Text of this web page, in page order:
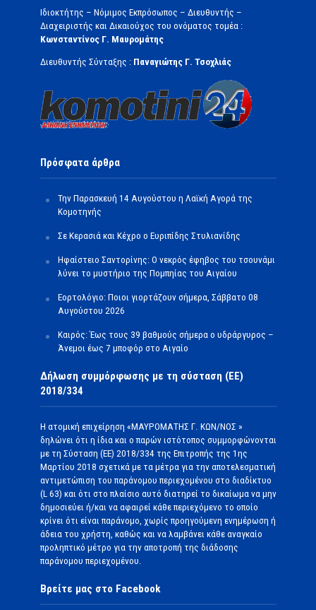
Ιδιοκτήτης – Νόμιμος Εκπρόσωπος – Διευθυντής –
Διαχειριστής και Δικαιούχος του ονόματος τομέα :
Κωνσταντίνος Γ. Μαυρομάτης
Διευθυντής Σύνταξης : Παναγιώτης Γ. Τσοχλιάς
Πρόσφατα άρθρα
Την Παρασκευή 14 Αυγούστου η Λαϊκή Αγορά της
Κομοτηνής
Σε Κερασιά και Κέχρο ο Ευριπίδης Στυλιανίδης
Ηφαίστειο Σαντορίνης: Ο νεκρός έφηβος του τσουνάμι
λύνει το μυστήριο της Πομπηίας του Αιγαίου
Εορτολόγιο: Ποιοι γιορτάζουν σήμερα, Σάββατο 08
Αυγούστου 2026
Καιρός: Έως τους 39 βαθμούς σήμερα ο υδράργυρος –
Άνεμοι έως 7 μποφόρ στο Αιγαίο
Δήλωση συμμόρφωσης με τη σύσταση (ΕΕ)
2018/334
Η ατομική επιχείρηση «ΜΑΥΡΟΜΑΤΗΣ Γ. ΚΩΝ/ΝΟΣ »
δηλώνει ότι η ίδια και ο παρών ιστότοπος συμμορφώνονται
με τη Σύσταση (ΕΕ) 2018/334 της Επιτροπής της 1ης
Μαρτίου 2018 σχετικά με τα μέτρα για την αποτελεσματική
αντιμετώπιση του παράνομου περιεχομένου στο διαδίκτυο
(L 63) και ότι στο πλαίσιο αυτό διατηρεί το δικαίωμα να μην
δημοσιεύει ή/και να αφαιρεί κάθε περιεχόμενο το οποίο
κρίνει ότι είναι παράνομο, χωρίς προηγούμενη ενημέρωση ή
άδεια του χρήστη, καθώς και να λαμβάνει κάθε αναγκαίο
προληπτικό μέτρο για την αποτροπή της διάδοσης
παράνομου περιεχομένου.
Βρείτε μας στο Facebook